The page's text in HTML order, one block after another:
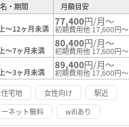
・期間
月額目安
～12ヶ月未満
77,400円/月～
初期費用他 17,600円～
～7ヶ月未満
80,400円/月～
初期費用他 17,600円～
～3ヶ月未満
89,400円/月～
初期費用他 17,600円～
宅地
女性向け
駅近
ネット無料
wifiあり